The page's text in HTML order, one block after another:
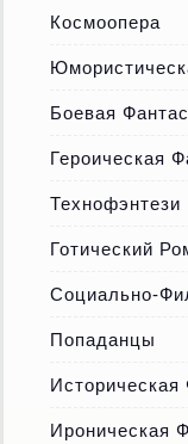
Космоопера
Боевая
Героическая
Технофэнтези
Готический
Социально-
Попаданцы
Историческая
Ироническая